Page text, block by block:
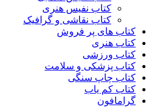
کتاب نفیس هنری
کتاب نقاشی و گرافیک
کتاب های پر فروش
کتاب هنری
کتاب ورزشی
کتاب پزشکی و سلامت
کتاب چاپ سنگی
کتاب کم یاب
گرامافون